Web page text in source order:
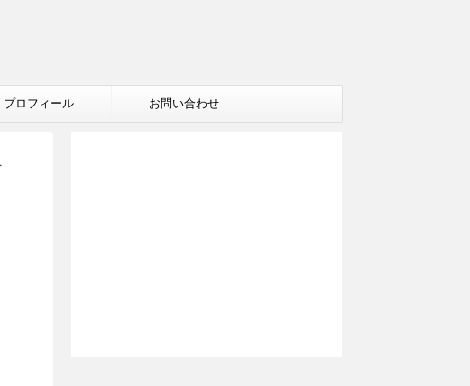
プロフィール お問い合わせ